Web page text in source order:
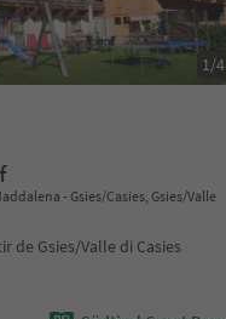
1/4
- Gsies/Casies, Gsies/Valle
de Gsies/Valle di Casies